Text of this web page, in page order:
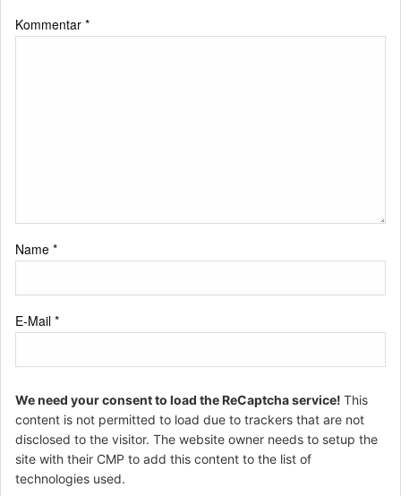
Kommentar *
Name *
E-Mail *
We need your consent to load the ReCaptcha service! This
content is not permitted to load due to trackers that are not
disclosed to the visitor. The website owner needs to setup the
site with their CMP to add this content to the list of
technologies used.